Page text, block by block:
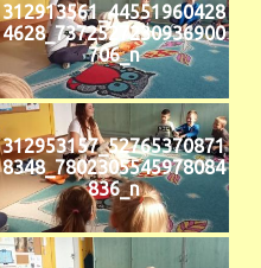
312913561_44551960428
4628_7372527230936900
706_n
312953157_52765370871
8348_7802305545978084
836_n